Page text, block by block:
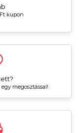
Ft kupon
egy megosztással!